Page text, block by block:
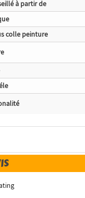
à partir de
colle peinture